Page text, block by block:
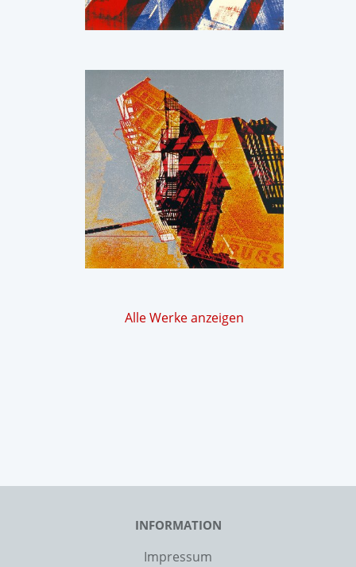
Alle Werke anzeigen
INFORMATION
Impressum